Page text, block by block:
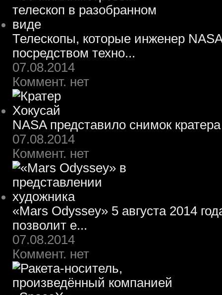
Телескопы, которые инженер
посредством техно...
07.08.2014
Коммент. нет
NASA представило снимок
07.08.2014
Коммент. нет
«Mars Odyssey» 5 августа 2014
позволит е...
07.08.2014
Коммент. нет